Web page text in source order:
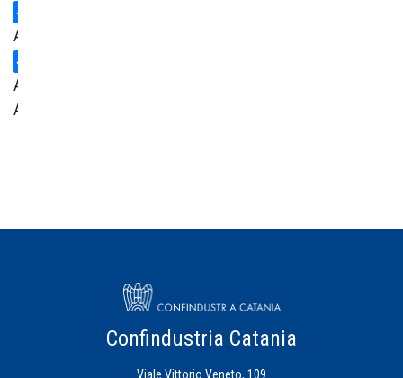
Ambiente
Area
Amministrativa
Credito
Confindustria Catania
Viale Vittorio Veneto, 109